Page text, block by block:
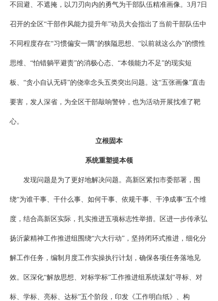
不回避、不遮掩，以刀刃向内的勇气为干部队伍精准画像。3月7日
召开的全区“干部作风能力提升年”动员大会指出了当前干部队伍中
不同程度存在“习惯偏安一隅”的狭隘思想、“以前就这么办”的惯性
思维、“怕错躺平避责”的消极心态、“本领能力不足”的现实短
板、“贪小自认无碍”的侥幸念头五类突出问题。这“五张画像”直击
要害，发人深省，为全区干部敲响警钟，也为活动开展找准了靶
心。
立根固本
系统重塑提本领
发现问题是为了更好地解决问题。高新区紧扣市委部署，围
绕“为谁干事、干什么事、如何干事、依规干事、干净成事”五个维
度，结合高新区实际，扎实推进五项标志性举措。区进一步传承弘
扬沂蒙精神工作推进组围绕“六大行动”，坚持闭环式推进，细化分
解工作任务，编制月度工作实操执行计划，确保各项任务落地见
效。区深化“解放思想、对标学标”工作推进组系统谋划“寻标、对
标、学标、亮标、达标”五个阶段，印发《工作明白纸》、构